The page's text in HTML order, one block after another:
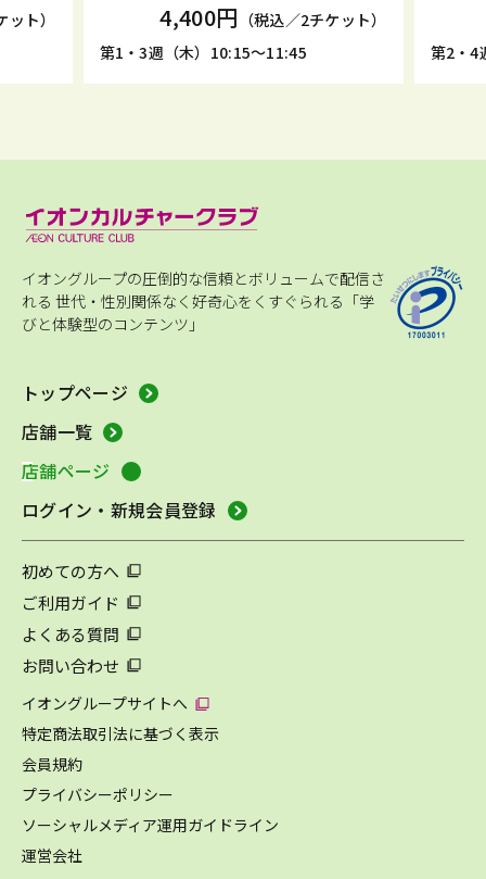
）
4,400円（税込／2チケット）
第1・3週（木）10:15～11:45
第2・4週
イオングループの圧倒的な信頼とボリュームで配信さ
れる 世代・性別関係なく好奇心をくすぐられる「学
びと体験型のコンテンツ」
トップページ
店舗一覧
店舗ページ
ログイン・新規会員登録
初めての方へ
ご利用ガイド
よくある質問
お問い合わせ
イオングループサイトへ
特定商法取引法に基づく表示
会員規約
プライバシーポリシー
ソーシャルメディア運用ガイドライン
運営会社